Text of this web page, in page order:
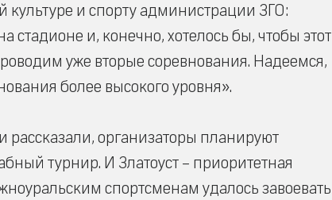
и спорту администрации ЗГО:
и, конечно, хотелось бы, чтобы этот
уже вторые соревнования. Надеемся,
более высокого уровня».
рассказали, организаторы планируют
турнир. И Златоуст – приоритетная
спортсменам удалось завоевать